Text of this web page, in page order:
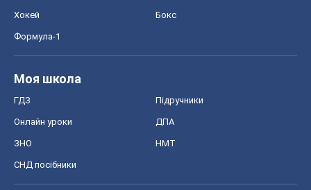
Хокей Бокс
Формула-1
Моя школа
ГДЗ Підручники
Онлайн уроки ДПА
ЗНО НМТ
СНД посібники